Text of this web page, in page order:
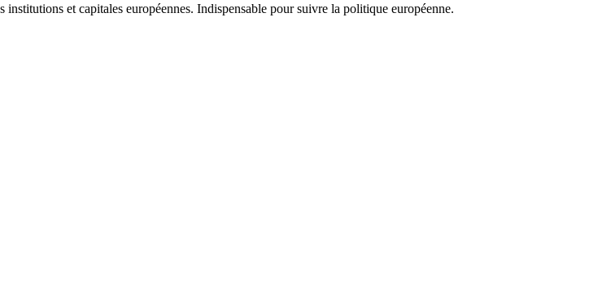
et capitales européennes. Indispensable pour suivre la politique européenne.